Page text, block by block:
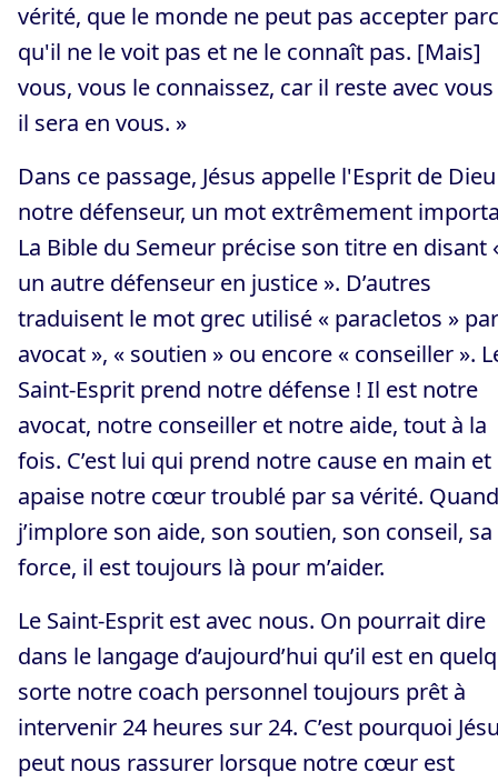
vérité, que le monde ne peut pas accepter
qu'il ne le voit pas et ne le connaît pas. [Mais]
vous, vous le connaissez, car il reste avec
il sera en vous. »
Dans ce passage, Jésus appelle l'Esprit de Dieu
notre défenseur, un mot extrêmement
La Bible du Semeur précise son titre en disant
un autre défenseur en justice ». D’autres
traduisent le mot grec utilisé « paracletos »
avocat », « soutien » ou encore « conseiller ».
Saint-Esprit prend notre défense ! Il est notre
avocat, notre conseiller et notre aide, tout à la
fois. C’est lui qui prend notre cause en main
apaise notre cœur troublé par sa vérité. Quand
j’implore son aide, son soutien, son conseil, sa
force, il est toujours là pour m’aider.
Le Saint-Esprit est avec nous. On pourrait dire
dans le langage d’aujourd’hui qu’il est en
sorte notre coach personnel toujours prêt à
intervenir 24 heures sur 24. C’est pourquoi
peut nous rassurer lorsque notre cœur est